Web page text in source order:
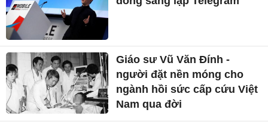
Giáo sư Vũ Văn Đính -
người đặt nền móng cho
ngành hồi sức cấp cứu Việt
Nam qua đời